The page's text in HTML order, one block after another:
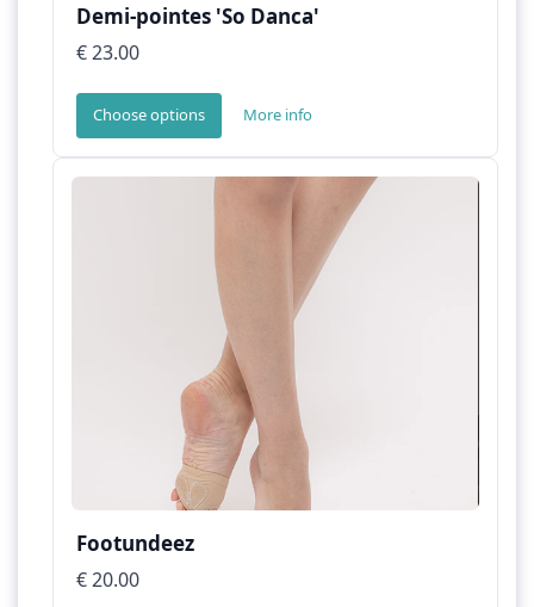
Demi-pointes 'So Danca'
€ 23.00
Choose options More info
Footundeez
€ 20.00